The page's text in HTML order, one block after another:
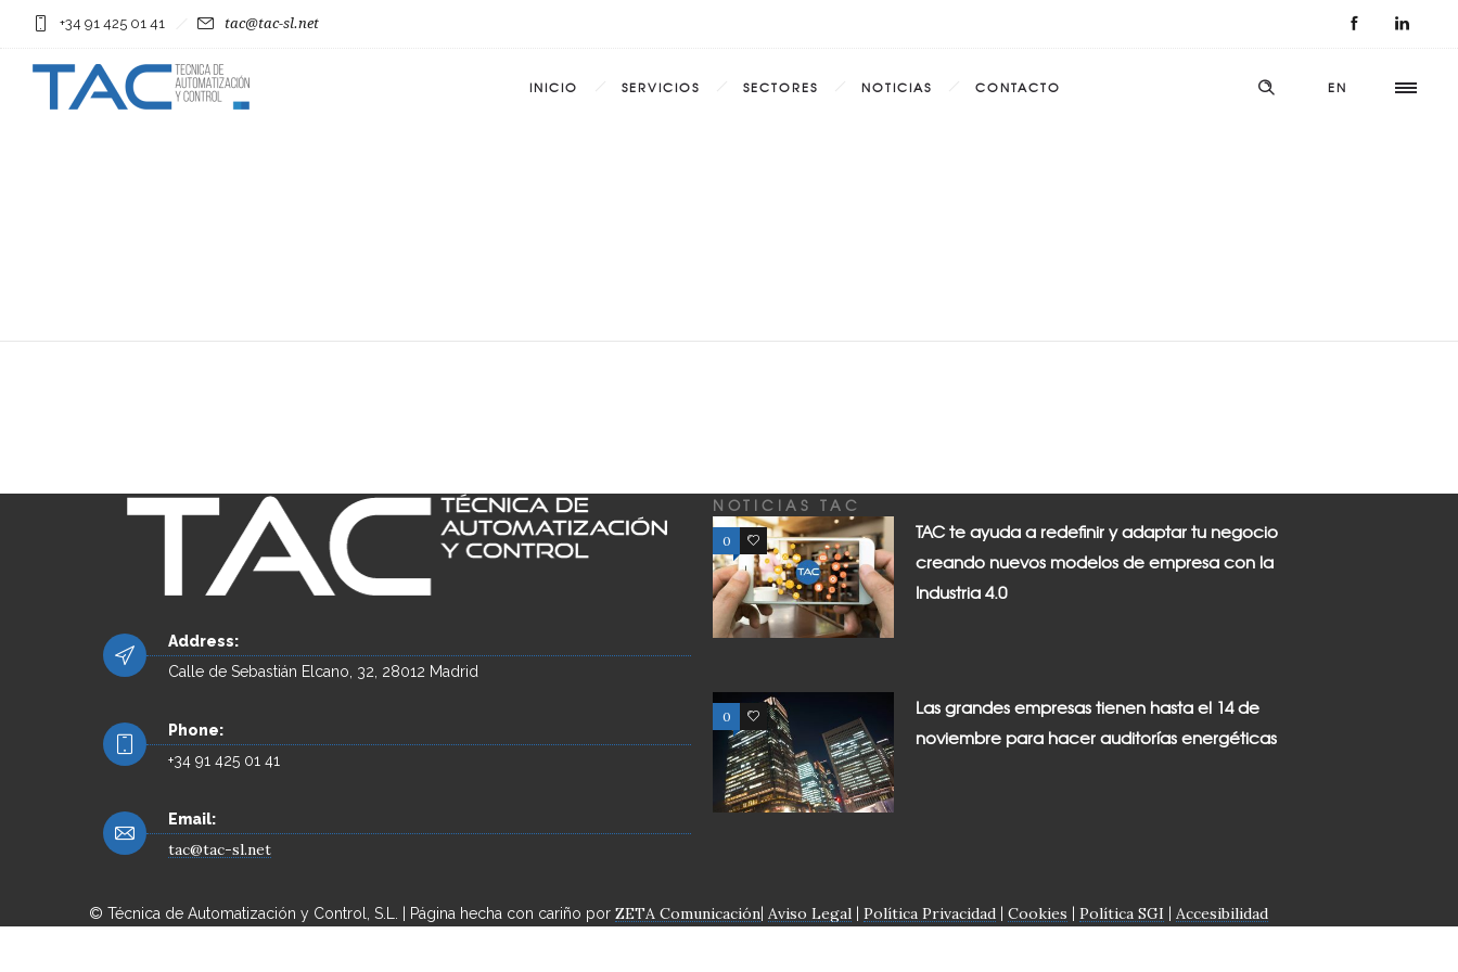
+34 91 425 01 41 tac@tac-sl.net
EN
INICIO SERVICIOS SECTORES NOTICIAS CONTACTO
Address:
Calle de Sebastián Elcano, 32, 28012 Madrid
Phone:
+34 91 425 01 41
Email:
tac@tac-sl.net
NOTICIAS TAC
0 0
TAC te ayuda a redefinir y adaptar tu negocio
creando nuevos modelos de empresa con la
Industria 4.0
0 0
Las grandes empresas tienen hasta el 14 de
noviembre para hacer auditorías energéticas
© Técnica de Automatización y Control, S.L. | Página hecha con cariño por ZETA Comunicación Aviso Legal Política Privacidad Cookies Política SGI Accesibilidad